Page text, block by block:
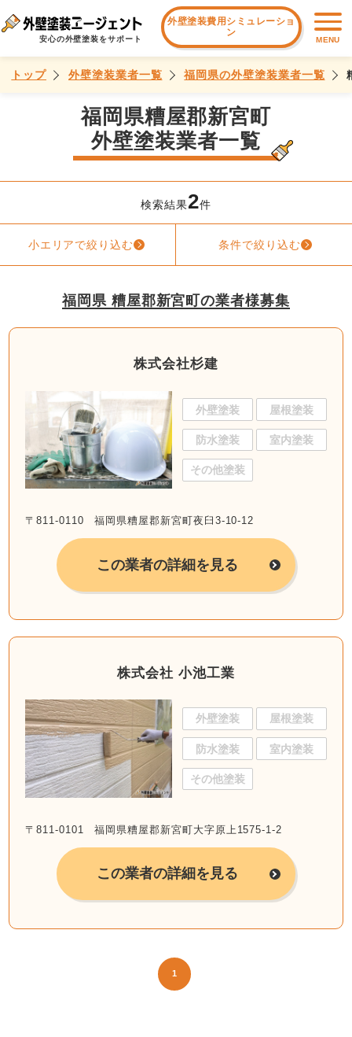
安心の外壁塗装をサポート
外壁塗装費用シミュレーショ
ン
MENU
トップ 外壁塗装業者一覧 福岡県の外壁塗装業者一覧
福岡県糟屋郡新宮町
外壁塗装業者一覧
検索結果2件
小エリアで絞り込む 条件で絞り込む
福岡県 糟屋郡新宮町の業者様募集
株式会社杉建
外壁塗装 屋根塗装
防水塗装 室内塗装
その他塗装
〒811-0110 福岡県糟屋郡新宮町夜臼3-10-12
この業者の詳細を見る
株式会社 小池工業
外壁塗装 屋根塗装
防水塗装 室内塗装
その他塗装
〒811-0101 福岡県糟屋郡新宮町大字原上1575-1-2
この業者の詳細を見る
1